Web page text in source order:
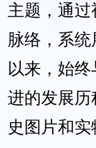
主题，通过
脉络，系
以来，始
进的发展
史图片和